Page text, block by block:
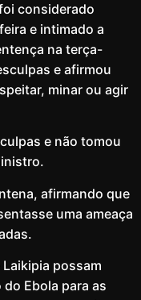
considerado
e intimado a
na terça-
e afirmou
minar ou agir
e não tomou
afirmando que
uma ameaça
possam
Ebola para as